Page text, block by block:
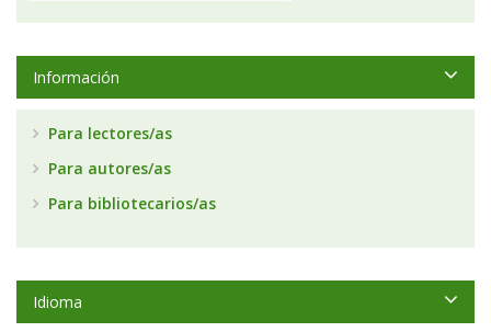
Información
Para lectores/as
Para autores/as
Para bibliotecarios/as
Idioma